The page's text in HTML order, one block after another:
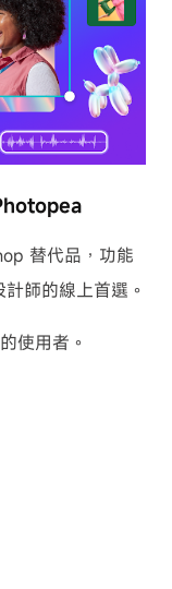
替代品，功能
師的線上首選。
使用者。